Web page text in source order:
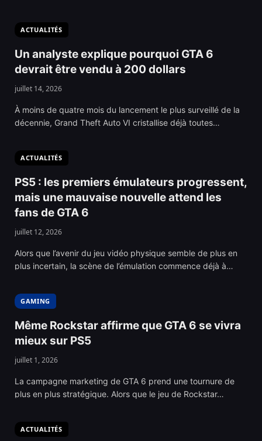
ACTUALITÉS
Un analyste explique pourquoi GTA 6
devrait être vendu à 200 dollars
juillet 14, 2026
À moins de quatre mois du lancement le plus surveillé de la
décennie, Grand Theft Auto VI cristallise déjà toutes…
ACTUALITÉS
PS5 : les premiers émulateurs progressent,
mais une mauvaise nouvelle attend les
fans de GTA 6
juillet 12, 2026
Alors que l’avenir du jeu vidéo physique semble de plus en
plus incertain, la scène de l’émulation commence déjà à…
GAMING
Même Rockstar affirme que GTA 6 se vivra
mieux sur PS5
juillet 1, 2026
La campagne marketing de GTA 6 prend une tournure de
plus en plus stratégique. Alors que le jeu de Rockstar…
ACTUALITÉS